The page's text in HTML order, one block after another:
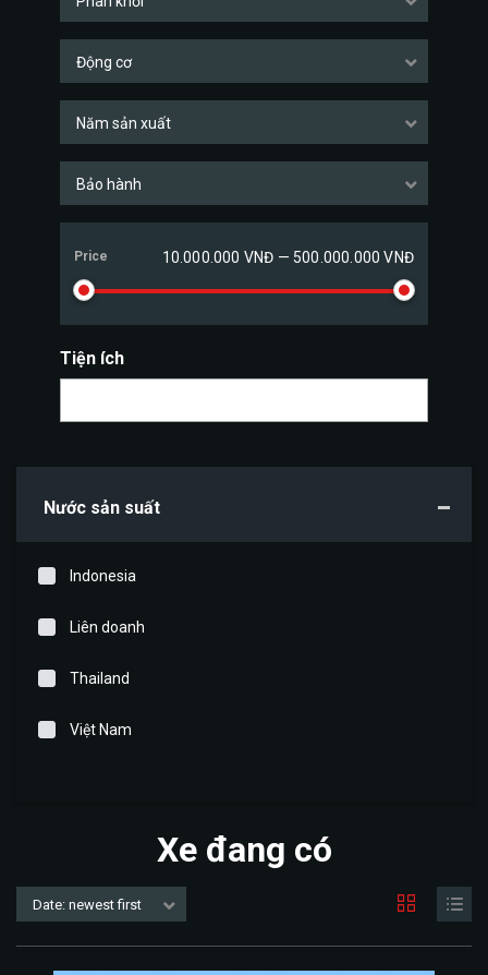
Động cơ
Năm sản xuất
Bảo hành
Price 10.000.000 VNĐ — 500.000.000 VNĐ
Tiện ích
Nước sản suất
Indonesia
Liên doanh
Thailand
Việt Nam
Xe đang có
Date: newest first